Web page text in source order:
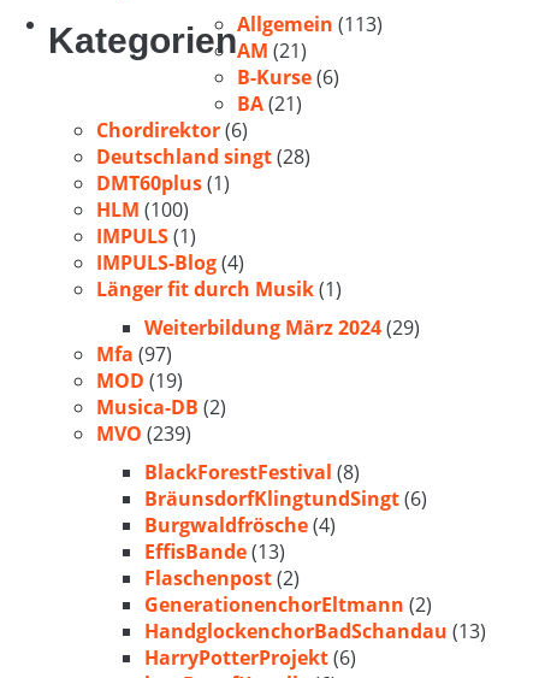
KategorienAllgemein (113)
AM (21)
B-Kurse(6)
BA(21)
Chordirektor(6)
Deutschland singt(28)
DMT60plus(1)
HLM (100)
IMPULS(1)
IMPULS-Blog(4)
Länger fit durch Musik(1)
Weiterbildung März 2024(29)
Mfa (97)
MOD (19)
Musica-DB (2)
MVO (239)
BlackForestFestival (8)
BräunsdorfKlingtundSingt(6)
Burgwaldfrösche(4)
EffisBande(13)
Flaschenpost(2)
GenerationenchorEltmann (2)
HandglockenchorBadSchandau (13)
HarryPotterProjekt(6)